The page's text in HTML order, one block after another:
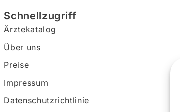
Schnellzugriff
Ärztekatalog
Über uns
Preise
Impressum
Datenschutzrichtlinie